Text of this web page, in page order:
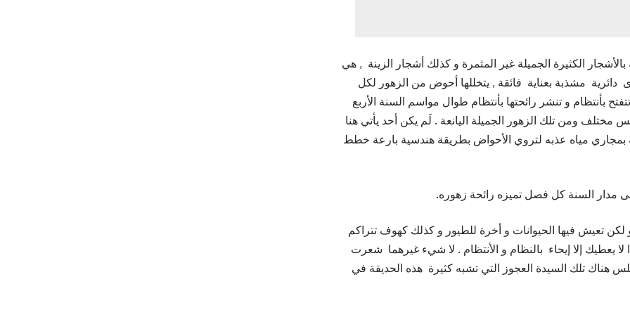
الكثيرة الجميلة غير المثمرة و كذلك أشجار الزينة , هي
مشذبة بعناية فائقة , يتخللها أحوض من الزهور لكل
بأنتظام و تنشر رائحتها بأنتظام طوال مواسم السنة الأربع
ومن تلك الزهور الجميلة اليانعة . لَم يكن أحد يأتي هنا
بمجاري مياه عذبه لتروي الأحواض بطريقة هندسية بارعة خطط
مدار السنة كل فصل تميزه رائحة زهوره.
تعيش فيها الحيوانات و أخرة للطيور و كذلك كهوف تتراكم
يعطيك إلا إيحاء بالنظام و الأنتظام . لا شيء غيرهما شعرت
تلك السيدة العجوز التي تشبه كثيرة هذه الحديقة في